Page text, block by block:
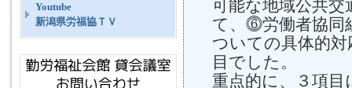
可能な地域公共
て、⓺労働者協同
ついての具体的
目でした。
重点的に、３項
Youtube
新潟県労福協ＴＶ